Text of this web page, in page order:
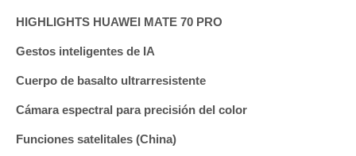
HIGHLIGHTS HUAWEI MATE 70 PRO
Gestos inteligentes de IA
Cuerpo de basalto ultrarresistente
Cámara espectral para precisión del color
Funciones satelitales (China)